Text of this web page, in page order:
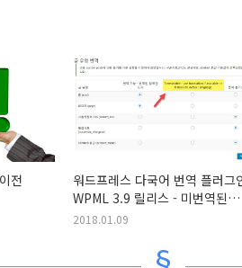
전
워드프레스 다국어 번역 플러그
WPML 3.9 릴리스 - 미번역된
컨텐츠를 복제할 필요 없이 표시
2018.01.09